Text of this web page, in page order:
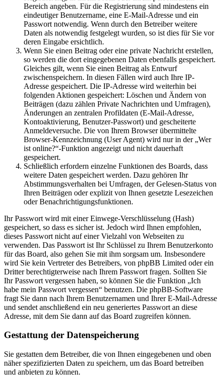
Bereich angeben. Für die Registrierung sind mindestens ein
eindeutiger Benutzername, eine E-Mail-Adresse und ein
Passwort notwendig. Wenn durch den Betreiber weitere
Daten als notwendig festgelegt wurden, so ist dies für Sie vor
deren Eingabe ersichtlich.
Wenn Sie einen Beitrag oder eine private Nachricht erstellen,
so werden die dort eingegebenen Daten ebenfalls gespeichert.
Gleiches gilt, wenn Sie einen Beitrag als Entwurf
zwischenspeichern. In diesen Fällen wird auch Ihre IP-
Adresse gespeichert. Die IP-Adresse wird weiterhin bei
folgenden Aktionen gespeichert: Löschen und Ändern von
Beiträgen (dazu zählen Private Nachrichten und Umfragen),
Änderungen an zentralen Profildaten (E-Mail-Adresse,
Kontoaktivierung, Benutzer-Passwort) und gescheiterte
Anmeldeversuche. Die von Ihrem Browser übermittelte
Browser-Kennzeichnung (User Agent) wird nur in der „Wer
ist online?“-Funktion angezeigt und nicht dauerhaft
gespeichert.
Schließlich erfordern einzelne Funktionen des Boards, dass
weitere Daten gespeichert werden. Dazu gehören Ihr
Abstimmungsverhalten bei Umfragen, der Gelesen-Status von
Ihren Beiträgen oder explizit von Ihnen gesetzte Lesezeichen
oder Benachrichtigungsfunktionen.
Ihr Passwort wird mit einer Einwege-Verschlüsselung (Hash)
gespeichert, so dass es sicher ist. Jedoch wird Ihnen empfohlen,
dieses Passwort nicht auf einer Vielzahl von Webseiten zu
verwenden. Das Passwort ist Ihr Schlüssel zu Ihrem Benutzerkonto
für das Board, also gehen Sie mit ihm sorgsam um. Insbesondere
wird Sie kein Vertreter des Betreibers, von phpBB Limited oder ein
Dritter berechtigterweise nach Ihrem Passwort fragen. Sollten Sie
Ihr Passwort vergessen haben, so können Sie die Funktion „Ich
habe mein Passwort vergessen“ benutzen. Die phpBB-Software
fragt Sie dann nach Ihrem Benutzernamen und Ihrer E-Mail-Adresse
und sendet anschließend ein neu generiertes Passwort an diese
Adresse, mit dem Sie dann auf das Board zugreifen können.
Gestattung der Datenspeicherung
Sie gestatten dem Betreiber, die von Ihnen eingegebenen und oben
näher spezifizierten Daten zu speichern, um das Board betreiben
und anbieten zu können.